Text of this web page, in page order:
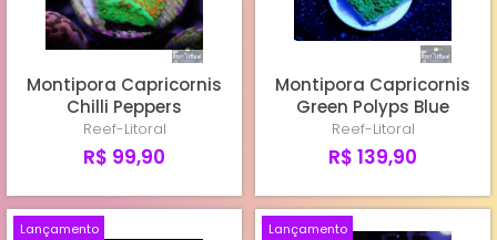
Montipora Capricornis
Chilli Peppers
Reef-Litoral
R$ 99,90
Montipora Capricornis
Green Polyps Blue
Reef-Litoral
R$ 139,90
Lançamento Lançamento